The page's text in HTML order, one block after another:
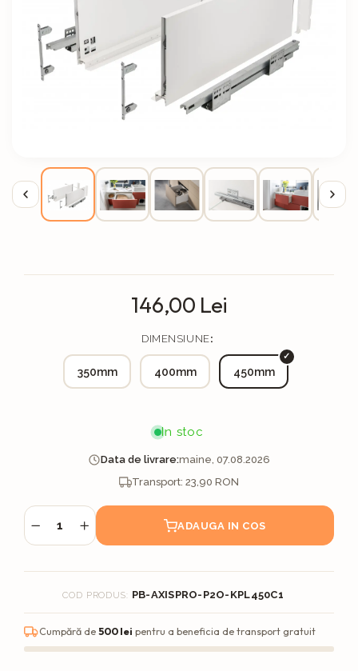
Profile maner
Plinte, antistropi & accesorii
Alte accesorii
146,00 Lei
DIMENSIUNE:
350mm 400mm 450mm
In stoc
Data de livrare:maine, 07.08.2026
ADAUGA IN COS
COD PRODUS: PB-AXISPRO-P2O-KPL450C1
Cumpără de500 lei pentru a beneficia de transport gratuit